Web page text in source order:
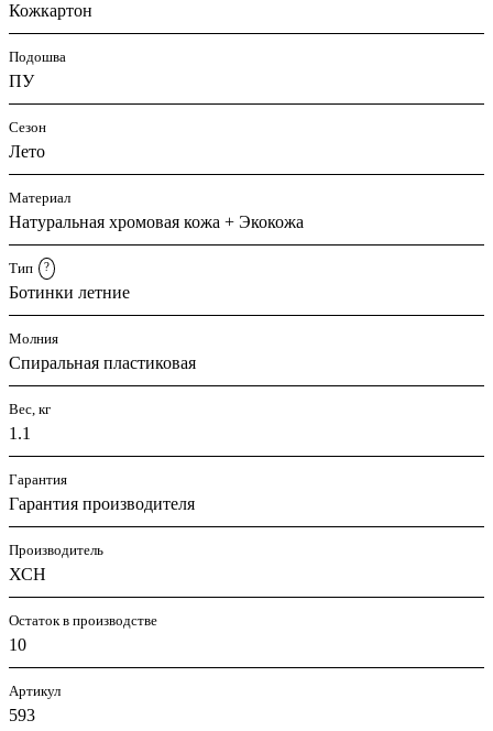
Кожкартон
Подошва
ПУ
Сезон
Лето
Материал
Натуральная хромовая кожа + Экокожа
Тип ?
Ботинки летние
Молния
Спиральная пластиковая
Вес, кг
1.1
Гарантия
Гарантия производителя
Производитель
ХСН
Остаток в производстве
10
Артикул
593